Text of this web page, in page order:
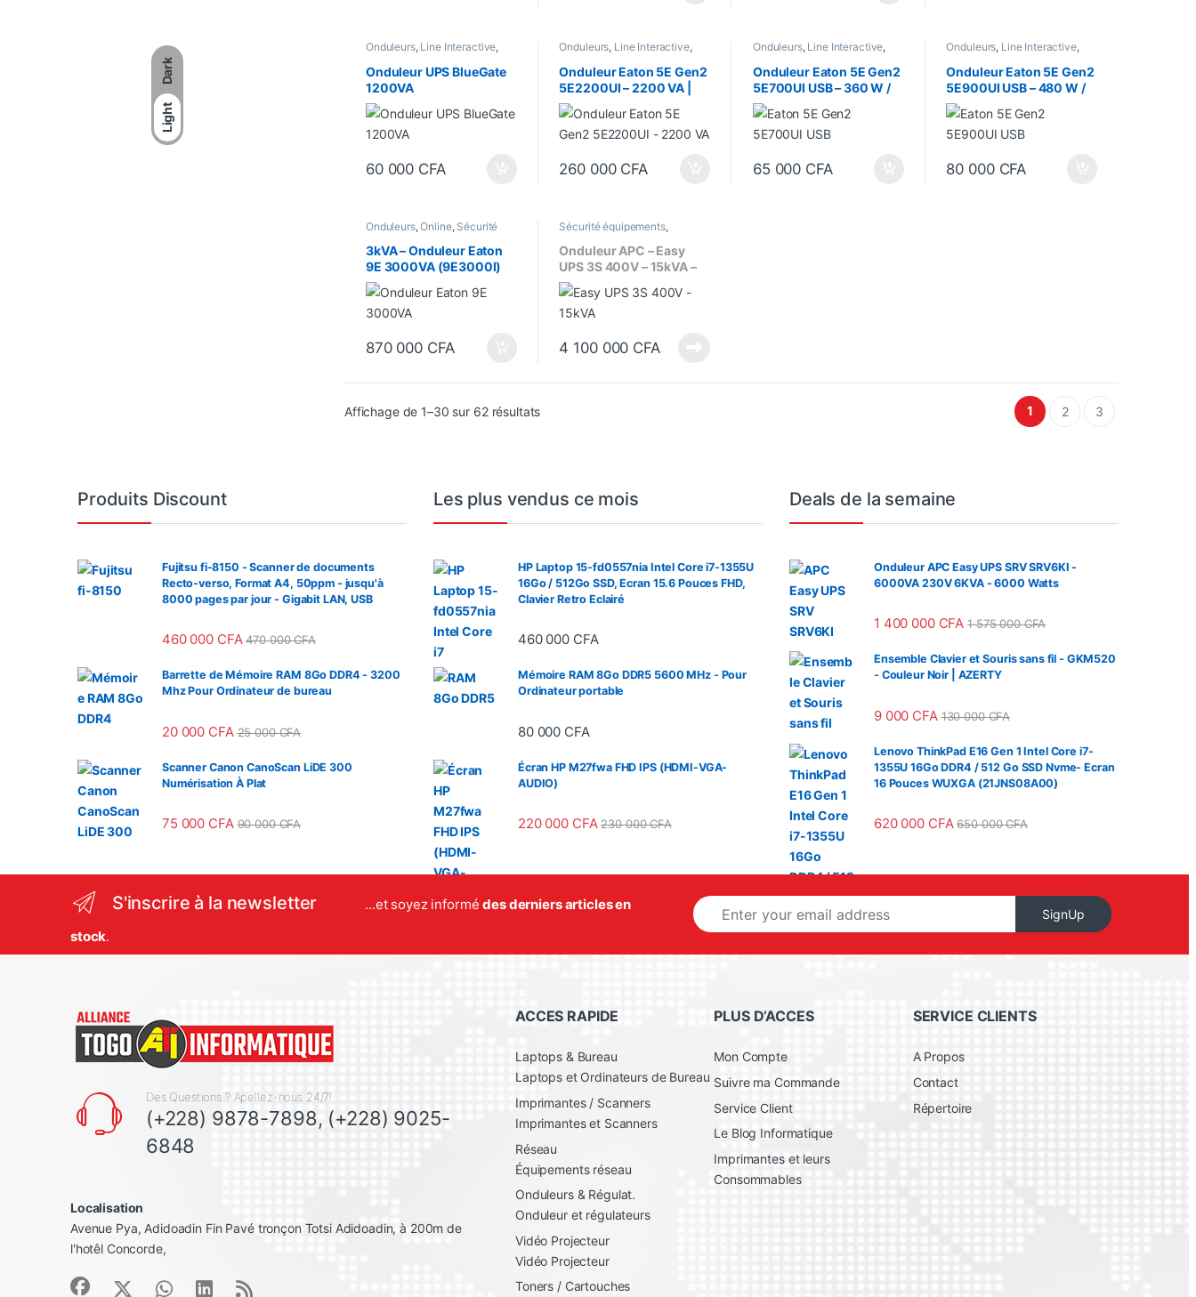
Dark
Light
Onduleurs, Line Interactive,
Sécurité équipements
Onduleur UPS BlueGate
1200VA
60 000 CFA
Onduleurs, Line Interactive,
Sécurité équipements
Onduleur Eaton 5E Gen2
5E2200UI – 2200 VA |
1200 Watt | Ligne
interactive | 6 Sorties
IEC-320-C13
260 000 CFA
Onduleurs, Line Interactive,
Sécurité équipements
Onduleur Eaton 5E Gen2
5E700UI USB – 360 W /
700 VA – 4 prises C13 –
Line-interactive
65 000 CFA
Onduleurs, Line Interactive,
Sécurité équipements
Onduleur Eaton 5E Gen2
5E900UI USB – 480 W /
900 VA – 4 prises C13 –
Line-interactive
80 000 CFA
Onduleurs,Online, Sécurité
équipements
3kVA – Onduleur Eaton
9E 3000VA (9E3000I)
Online – 2400 Watts
870 000 CFA
Sécurité équipements,
,Online
Onduleur APC – Easy
UPS 3S 400V – 15kVA –
3:3 – 0 min – Tour Haute
(E3SUPS15KHB) –
Online, Triphasé
4 100 000 CFA
Affichage de 1–30 sur 62 résultatsTrié du plus récent au plus ancien 1 2 3
Produits Discount
Fujitsu fi-8150 - Scanner de documents
Recto-verso, Format A4, 50ppm - jusqu'à
8000 pages par jour - Gigabit LAN, USB
460 000 CFA 470 000CFA
Barrette de Mémoire RAM 8Go DDR4 - 3200
Mhz Pour Ordinateur de bureau
20 000 CFA 25 000CFA
Scanner Canon CanoScan LiDE 300
Numérisation À Plat
75 000 CFA 90 000CFA
Les plus vendus ce mois
HP Laptop 15-fd0557nia Intel Core i7-1355U
16Go / 512Go SSD, Ecran 15.6 Pouces FHD,
Clavier Retro Eclairé
460 000 CFA
Mémoire RAM 8Go DDR5 5600 MHz - Pour
Ordinateur portable
80 000 CFA
Écran HP M27fwa FHD IPS (HDMI-VGA-
AUDIO)
220 000 CFA 230 000CFA
Deals de la semaine
Onduleur APC Easy UPS SRV SRV6KI -
6000VA 230V 6KVA - 6000 Watts
1 400 000 CFA 1 575 000CFA
Ensemble Clavier et Souris sans fil - GKM520
- Couleur Noir | AZERTY
9 000 CFA 130 000CFA
Lenovo ThinkPad E16 Gen 1 Intel Core i7-
1355U 16Go DDR4 / 512 Go SSD Nvme- Ecran
16 Pouces WUXGA (21JNS08A00)
620 000 CFA 650 000CFA
S'inscrire à la newsletter ...et soyez informédes derniers articles en
stock.
E
m
i
SignUp
Des Questions ? Apellez-nous 24/7!
(+228) 9878-7898, (+228) 9025-
6848
Localisation
Avenue Pya, Adidoadin Fin Pavé tronçon Totsi Adidoadin, à 200m de
l'hotêl Concorde,
ACCES RAPIDE
Laptops & Bureau
Laptops et Ordinateurs de Bureau
Imprimantes / Scanners
Imprimantes et Scanners
Réseau
Équipements réseau
Onduleurs & Régulat.
Onduleur et régulateurs
Vidéo Projecteur
Vidéo Projecteur
Toners / Cartouches
PLUS D’ACCES
Mon Compte
Suivre ma Commande
Service Client
Le Blog Informatique
Imprimantes et leurs
Consommables
SERVICE CLIENTS
A Propos
Contact
Répertoire